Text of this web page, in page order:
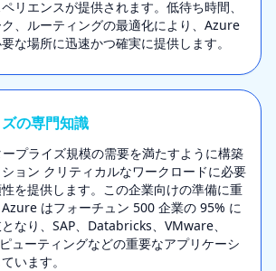
リエンスが提供されます。低待ち時間、
、ルーティングの最適化により、Azure
な場所に迅速かつ確実に提供します。
の専門知識
プライズ規模の需要を満たすように構築
ョン クリティカルなワークロードに必要
を提供します。この企業向けの準備に重
はフォーチュン 500 企業の 95% に
なり、SAP、Databricks、VMware、
ューティングなどの重要なアプリケーシ
います。